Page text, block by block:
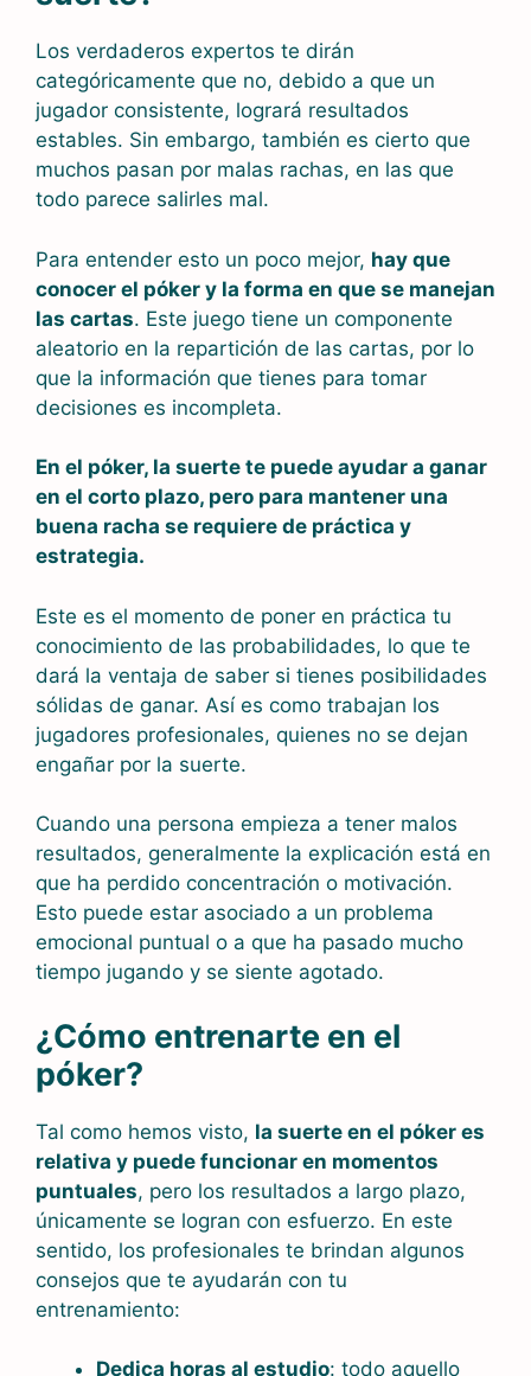
Los verdaderos expertos te dirán
categóricamente que no, debido a que un
jugador consistente, logrará resultados
estables. Sin embargo, también es cierto que
muchos pasan por malas rachas, en las que
todo parece salirles mal.
Para entender esto un poco mejor, hay que
conocer el póker y la forma en que se manejan
las cartas. Este juego tiene un componente
aleatorio en la repartición de las cartas, por lo
que la información que tienes para tomar
decisiones es incompleta.
En el póker, la suerte te puede ayudar a ganar
en el corto plazo, pero para mantener una
buena racha se requiere de práctica y
estrategia.
Este es el momento de poner en práctica tu
conocimiento de las probabilidades, lo que te
dará la ventaja de saber si tienes posibilidades
sólidas de ganar. Así es como trabajan los
jugadores profesionales, quienes no se dejan
engañar por la suerte.
Cuando una persona empieza a tener malos
resultados, generalmente la explicación está en
que ha perdido concentración o motivación.
Esto puede estar asociado a un problema
emocional puntual o a que ha pasado mucho
tiempo jugando y se siente agotado.
¿Cómo entrenarte en el
póker?
Tal como hemos visto, la suerte en el póker es
relativa y puede funcionar en momentos
puntuales, pero los resultados a largo plazo,
únicamente se logran con esfuerzo. En este
sentido, los profesionales te brindan algunos
consejos que te ayudarán con tu
entrenamiento:
Dedica horas al estudio: todo aquello